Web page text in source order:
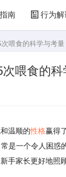
南 行为解
喂食的科学与考量
喂食的
温顺的性格赢得
是一个令人困
手家长更好地照